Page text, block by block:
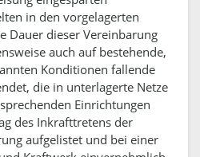
in den vorgelagerten
Dauer dieser Vereinbarung
auch auf bestehende,
Konditionen fallende
die in unterlagerte Netze
Einrichtungen
des Inkrafttretens der
aufgelistet und bei einer